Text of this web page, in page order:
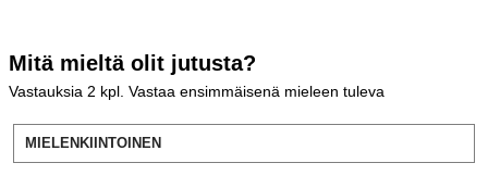
Mitä mieltä olit jutusta?
Vastauksia 2 kpl. Vastaa ensimmäisenä mieleen tuleva
MIELENKIINTOINEN